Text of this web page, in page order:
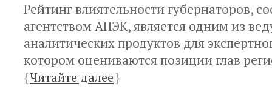
Рейтинг влиятельности губернаторов,
агентством АПЭК, является одним из
аналитических продуктов для
котором оцениваются позиции глав
{Читайте далее}